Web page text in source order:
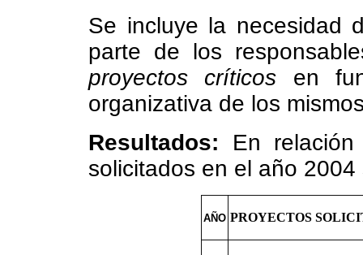
Se incluye la necesidad
parte de los
proyectos críticos en
organizativa de los
Resultados: En
solicitados en el año
AÑO PROYECTOS